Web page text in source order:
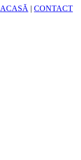
ACASĂ | CONTACT